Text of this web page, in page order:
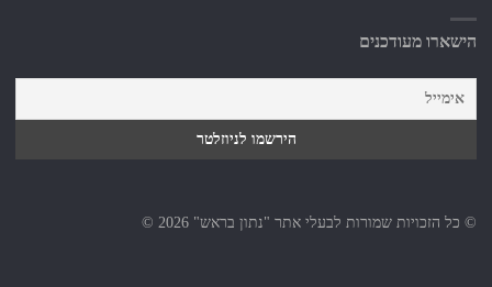
הישארו מעודכנים
© כל הזכויות שמורות לבעלי אתר "נתון בראש" 2026 ©